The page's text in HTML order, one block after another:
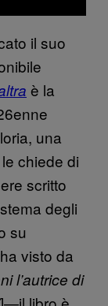
il suo
è la
una
chiede di
scritto
degli
su
visto da
l’autrice di